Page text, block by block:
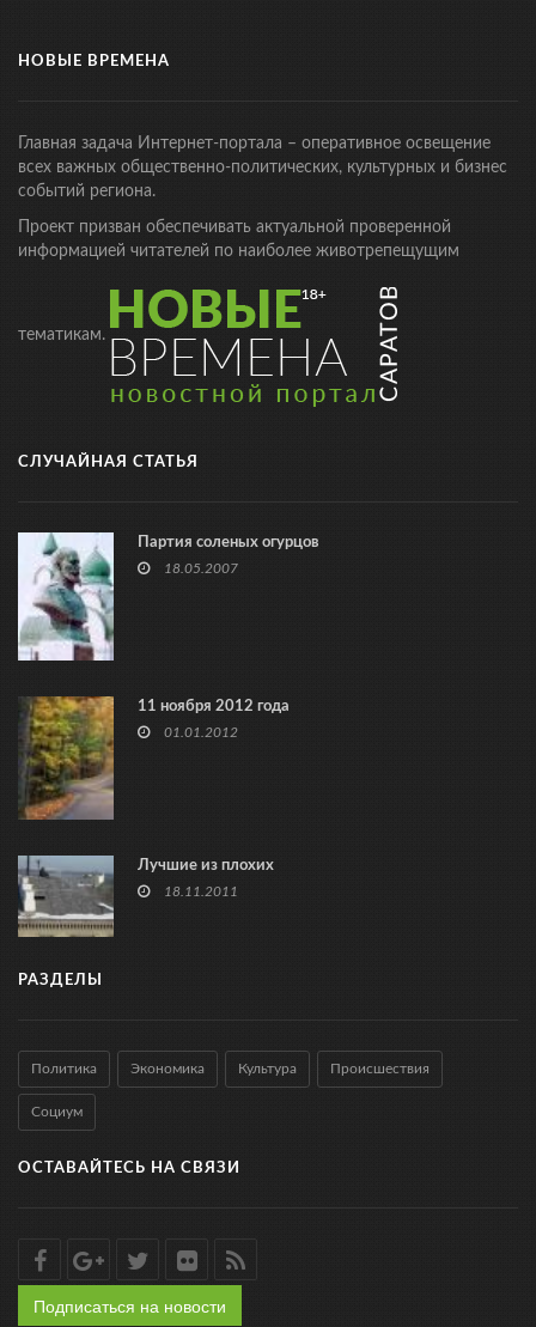
НОВЫЕ ВРЕМЕНА
Главная задача Интернет-портала – оперативное освещение
всех важных общественно-политических, культурных и бизнес
событий региона.
Проект призван обеспечивать актуальной проверенной
информацией читателей по наиболее животрепещущим
тематикам.
СЛУЧАЙНАЯ СТАТЬЯ
Партия соленых огурцов
18.05.2007
11 ноября 2012 года
01.01.2012
Лучшие из плохих
18.11.2011
РАЗДЕЛЫ
Политика Экономика Культура Происшествия
Социум
ОСТАВАЙТЕСЬ НА СВЯЗИ
Подписаться на новости